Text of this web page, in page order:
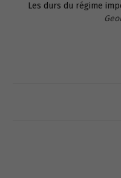
Les durs du régime